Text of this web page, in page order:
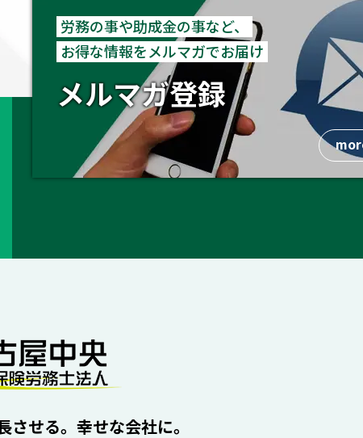
労務の事や助成金の事など、
お得な情報をメルマガでお届け
メルマガ登録
せる。幸せな会社に。